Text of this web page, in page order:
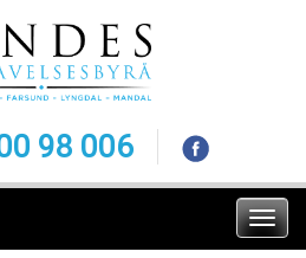
98 006
Meny